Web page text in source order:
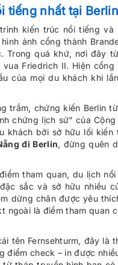
tiếng nhất tại Berlin
kiến trúc nổi tiếng và
ảnh cổng thành
Trong quá khứ, nơi đây
Friedrich II. Hiện cổng
của mọi du khách khi
trầm, chứng kiến Berlin
chứng lịch sử” của
khách bởi sở hữu lối kiến
đi Berlin, đừng quên
tham quan, du lịch
sắc và sở hữu nhiều
dừng chân được yêu
ngoài là điểm tham quan
tên Fernsehturm, đây là
điểm check – in được